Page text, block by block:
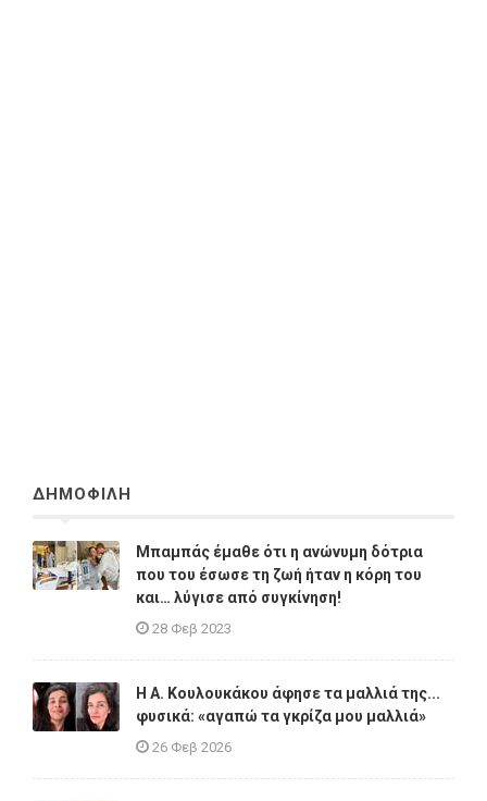
ΔΗΜΟΦΙΛΗ
Μπαμπάς έμαθε ότι η ανώνυμη δότρια
που του έσωσε τη ζωή ήταν η κόρη του
και… λύγισε από συγκίνηση!
28 Φεβ 2023
Η A. Κουλουκάκου άφησε τα μαλλιά της...
φυσικά: «αγαπώ τα γκρίζα μου μαλλιά»
26 Φεβ 2026